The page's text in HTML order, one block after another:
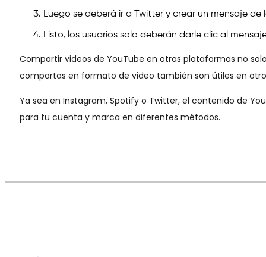
Luego se deberá ir a Twitter y crear un mensaje
Listo, los usuarios solo deberán darle clic al
Compartir videos de YouTube en otras plataformas no
compartas en formato de video también son útiles en
Ya sea en Instagram, Spotify o Twitter, el contenido de
para tu cuenta y marca en diferentes métodos.